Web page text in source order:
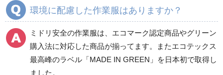
ワークパンツ
春夏ワークパンツ作業
ズボン
カーゴパンツ
春夏カーゴパンツ作業
ズボン
環境に配慮した作業服はありますか？
ミドリ安全の作業服は、エコマーク認定商品やグリーン
購入法に対応した商品が揃ってます。またエコテックス
最高峰のラベル「MADE IN GREEN」を日本初で取得し
ました。